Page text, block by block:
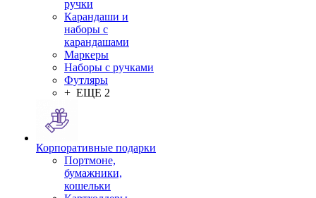
ручки
Карандаши и
наборы с
карандашами
Маркеры
Наборы с ручками
Футляры
+ ЕЩЕ 2
Корпоративные подарки
Портмоне,
бумажники,
кошельки